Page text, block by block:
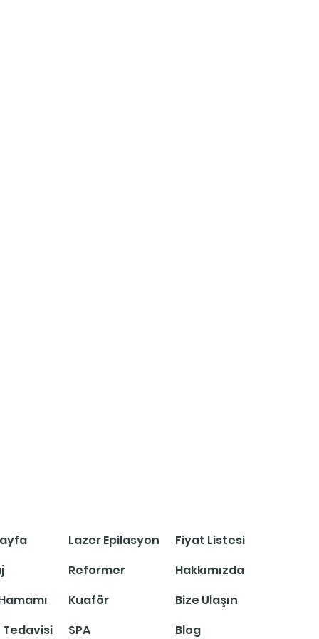
Tedavisi
Lazer Epilasyon
Reformer
Kuaför
SPA
Fiyat Listesi
Hakkımızda
Bize Ulaşın
Blog